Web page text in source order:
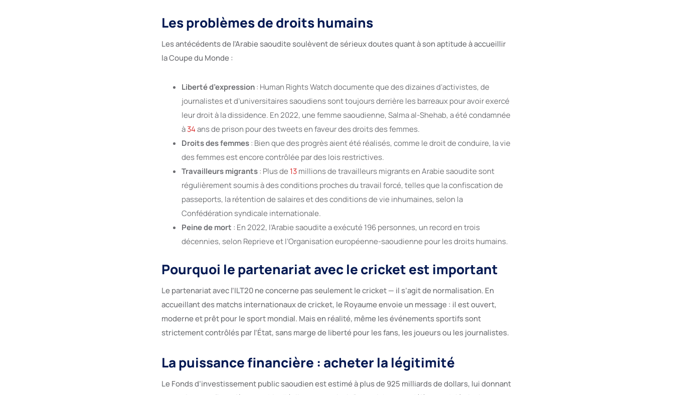
Les problèmes de droits humains
Les antécédents de l’Arabie saoudite soulèvent de sérieux doutes quant à son aptitude à accueillir
la Coupe du Monde :
Liberté d’expression: Human Rights Watch documente que des dizaines d’activistes, de
journalistes et d’universitaires saoudiens sont toujours derrière les barreaux pour avoir exercé
leur droit à la dissidence. En 2022, une femme saoudienne, Salma al-Shehab, a été condamnée
à34ans de prison pour des tweets en faveur des droits des femmes.
Droits des femmes: Bien que des progrès aient été réalisés, comme le droit de conduire, la vie
des femmes est encore contrôlée par des lois restrictives.
Travailleurs migrants: Plus de 13millions de travailleurs migrants en Arabie saoudite sont
régulièrement soumis à des conditions proches du travail forcé, telles que la confiscation de
passeports, la rétention de salaires et des conditions de vie inhumaines, selon la
Confédération syndicale internationale.
Peine de mort : En 2022, l’Arabie saoudite a exécuté 196 personnes, un record en trois
décennies, selon Reprieve et l’Organisation européenne-saoudienne pour les droits humains.
Pourquoi le partenariat avec le cricket est important
Le partenariat avec l’ILT20 ne concerne pas seulement le cricket — il s’agit de normalisation. En
accueillant des matchs internationaux de cricket, le Royaume envoie un message : il est ouvert,
moderne et prêt pour le sport mondial. Mais en réalité, même les événements sportifs sont
strictement contrôlés par l’État, sans marge de liberté pour les fans, les joueurs ou les journalistes.
La puissance financière : acheter la légitimité
Le Fonds d’investissement public saoudien est estimé à plus de 925 milliards de dollars, lui donnant